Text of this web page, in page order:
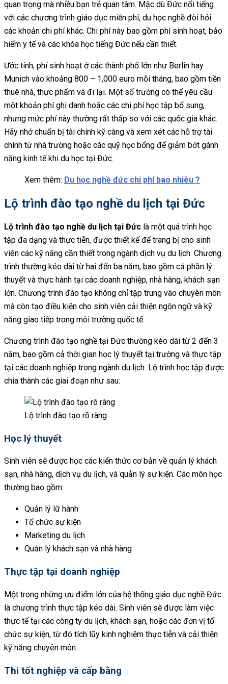
quan trọng mà nhiều bạn trẻ quan tâm. Mặc dù Đức nổi tiếng
với các chương trình giáo dục miễn phí, du học nghề đòi hỏi
các khoản chi phí khác. Chi phí này bao gồm phí sinh hoạt, bảo
hiểm y tế và các khóa học tiếng Đức nếu cần thiết.
Ước tính, phí sinh hoạt ở các thành phố lớn như Berlin hay
Munich vào khoảng 800 – 1,000 euro mỗi tháng, bao gồm tiền
thuê nhà, thực phẩm và đi lại. Một số trường có thể yêu cầu
một khoản phí ghi danh hoặc các chi phí học tập bổ sung,
nhưng mức phí này thường rất thấp so với các quốc gia khác.
Hãy nhớ chuẩn bị tài chính kỹ càng và xem xét các hỗ trợ tài
chính từ nhà trường hoặc các quỹ học bổng để giảm bớt gánh
nặng kinh tế khi du học tại Đức.
Xem thêm: Du học nghề đức chi phí bao nhiêu ?
Lộ trình đào tạo nghề du lịch tại Đức
Lộ trình đào tạo nghề du lịch tại Đức là một quá trình học
tập đa dạng và thực tiễn, được thiết kế để trang bị cho sinh
viên các kỹ năng cần thiết trong ngành dịch vụ du lịch. Chương
trình thường kéo dài từ hai đến ba năm, bao gồm cả phần lý
thuyết và thực hành tại các doanh nghiệp, nhà hàng, khách sạn
lớn. Chương trình đào tạo không chỉ tập trung vào chuyên môn
mà còn tạo điều kiện cho sinh viên cải thiện ngôn ngữ và kỹ
năng giao tiếp trong môi trường quốc tế.
Chương trình đào tạo nghề tại Đức thường kéo dài từ 2 đến 3
năm, bao gồm cả thời gian học lý thuyết tại trường và thực tập
tại các doanh nghiệp trong ngành du lịch. Lộ trình học tập được
chia thành các giai đoạn như sau:
Lộ trình đào tạo rõ ràng
Học lý thuyết
Sinh viên sẽ được học các kiến thức cơ bản về quản lý khách
sạn, nhà hàng, dịch vụ du lịch, và quản lý sự kiện. Các môn học
thường bao gồm:
Quản lý lữ hành
Tổ chức sự kiện
Marketing du lịch
Quản lý khách sạn và nhà hàng
Thực tập tại doanh nghiệp
Một trong những ưu điểm lớn của hệ thống giáo dục nghề Đức
là chương trình thực tập kéo dài. Sinh viên sẽ được làm việc
thực tế tại các công ty du lịch, khách sạn, hoặc các đơn vị tổ
chức sự kiện, từ đó tích lũy kinh nghiệm thực tiễn và cải thiện
kỹ năng chuyên môn.
Thi tốt nghiệp và cấp bằng